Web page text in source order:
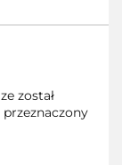
został